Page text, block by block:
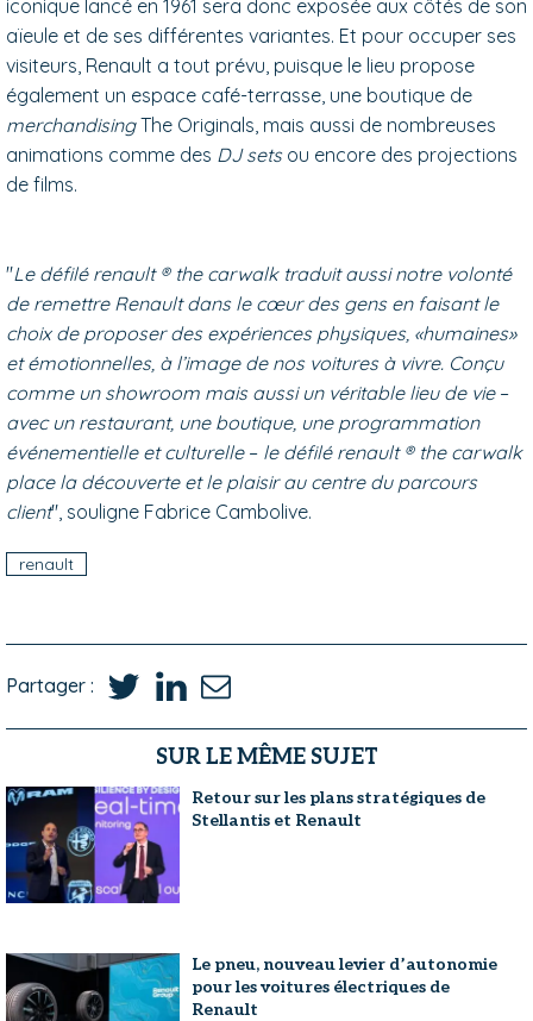
iconique lancé en 1961 sera donc exposée aux côtés de son
aïeule et de ses différentes variantes. Et pour occuper ses
visiteurs, Renault a tout prévu, puisque le lieu propose
également un espace café-terrasse, une boutique de
merchandisingThe Originals, mais aussi de nombreuses
animations comme des DJ setsou encore des projections
de films.
"Le défilé renault ® the carwalk traduit aussi notre volonté
de remettre Renault dans le cœur des gens en faisant le
choix de proposer des expériences physiques, «humaines»
et émotionnelles, à l’image de nos voitures à vivre. Conçu
comme un showroom mais aussi un véritable lieu de vie –
avec un restaurant, une boutique, une programmation
événementielle et culturelle – le défilé renault ® the carwalk
place la découverte et le plaisir au centre du parcours
client", souligne Fabrice Cambolive.
renault
Partager :
SUR LE MÊME SUJET
Retour sur les plans stratégiques de
Stellantis et Renault
Le pneu, nouveau levier d’autonomie
pour les voitures électriques de
Renault